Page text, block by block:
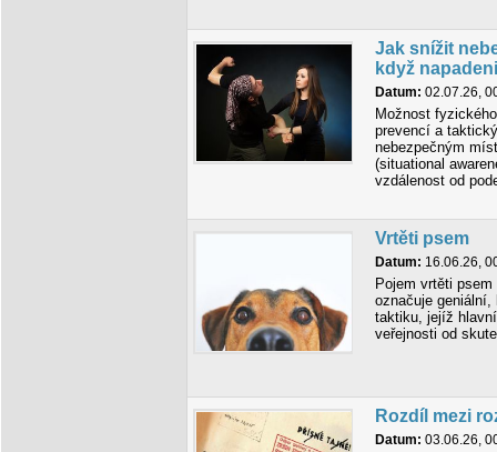
Jak snížit
když
Datum: 02.07.26,
Možnost
prevencí a
nebezpečným
(situational
vzdálenost od
Vrtěti psem
Datum: 16.06.26,
Pojem vrtěti
označuje
taktiku, jejíž
veřejnosti od
Rozdíl mezi
Datum: 03.06.26,